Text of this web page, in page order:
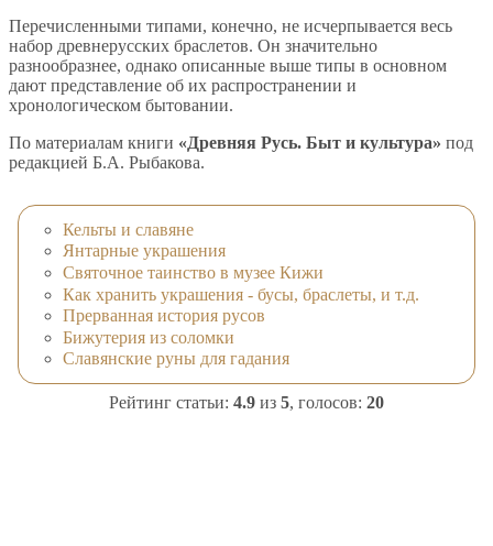
Перечисленными типами, конечно, не исчерпывается весь
набор древнерусских браслетов. Он значительно
разнообразнее, однако описанные выше типы в основном
дают представление об их распространении и
хронологическом бытовании.
По материалам книги «Древняя Русь. Быт и культура» под
редакцией Б.А. Рыбакова.
Кельты и славяне
Янтарные украшения
Святочное таинство в музее Кижи
Как хранить украшения - бусы, браслеты, и т.д.
Прерванная история русов
Бижутерия из соломки
Славянские руны для гадания
Рейтинг статьи: 4.9 из 5, голосов: 20